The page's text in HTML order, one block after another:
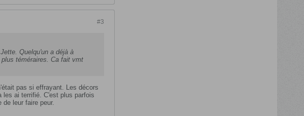
#3
Quelqu'un a déjà à
téméraires. Ca fait vmt
pas si effrayant. Les décors
les ai terrifié. C'est plus parfois
de leur faire peur.​